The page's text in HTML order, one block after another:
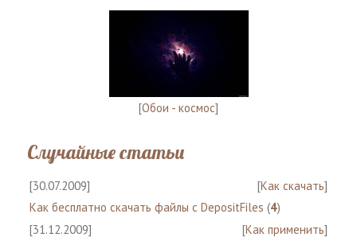
[Обои - космос]
Случайные статьи
[30.07.2009] [Как скачать]
Как бесплатно скачать файлы с DepositFiles (4)
[31.12.2009]
[Как применить]